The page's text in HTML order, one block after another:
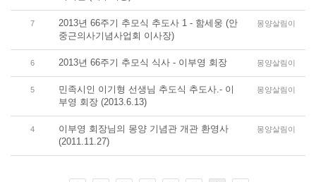
7
2013년 66주기 추모식 추도사 1 - 함세웅 (안
중근의사기념사업회 이사장)
몽양살림이
6 2013년 66주기 추모식 식사 - 이부영 회장 몽양살림이
5
민족시인 이기형 선생님 추도식 추도사.- 이
부영 회장 (2013.6.13)
몽양살림이
4
이부영 회장님의 몽양 기념관 개관 환영사
(2011.11.27)
몽양살림이